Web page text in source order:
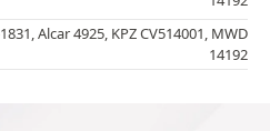
Alcar 4925, KPZ CV514001, MWD
14192